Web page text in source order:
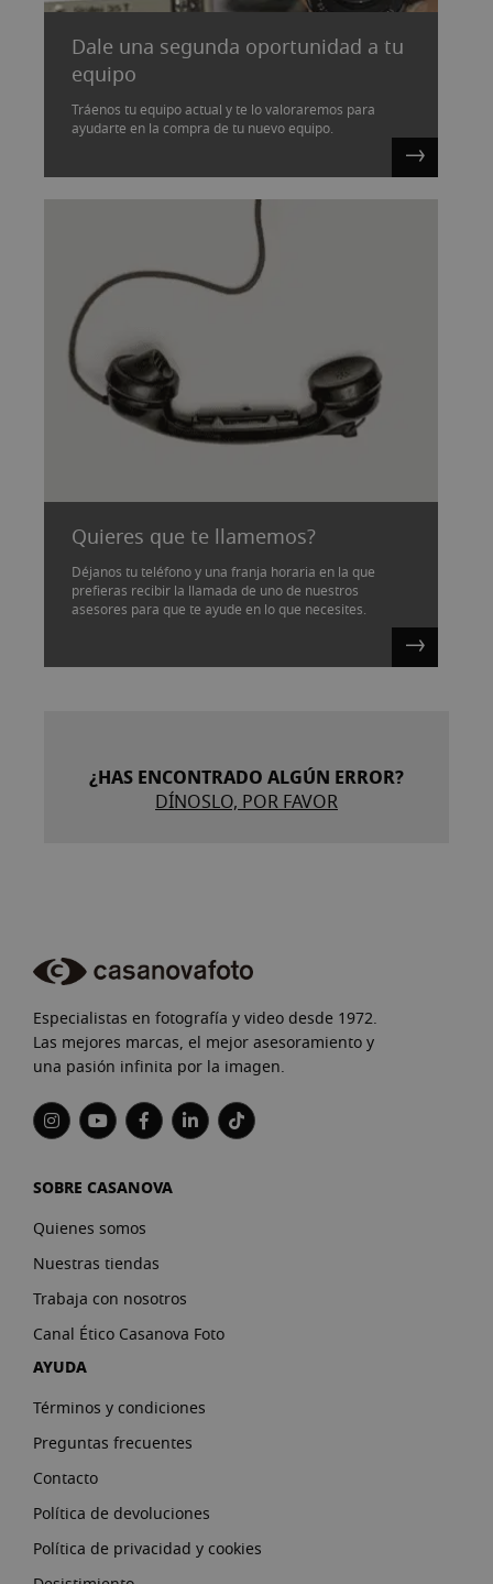
Dale una segunda oportunidad a tu
equipo
Tráenos tu equipo actual y te lo valoraremos para
ayudarte en la compra de tu nuevo equipo.
Quieres que te llamemos?
Déjanos tu teléfono y una franja horaria en la que
prefieras recibir la llamada de uno de nuestros
asesores para que te ayude en lo que necesites.
¿HAS ENCONTRADO ALGÚN ERROR?
DÍNOSLO, POR FAVOR
Especialistas en fotografía y video desde 1972.
Las mejores marcas, el mejor asesoramiento y
una pasión infinita por la imagen.
SOBRE CASANOVA
Quienes somos
Nuestras tiendas
Trabaja con nosotros
Canal Ético Casanova Foto
AYUDA
Términos y condiciones
Preguntas frecuentes
Contacto
Política de devoluciones
Política de privacidad y cookies